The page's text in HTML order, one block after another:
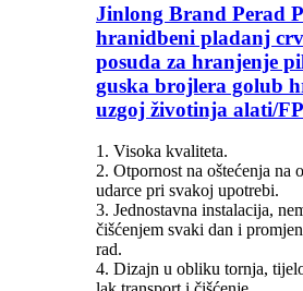
Jinlong Brand Perad
hranidbeni pladanj
posuda za hranjenje
guska brojlera golub
uzgoj životinja alati/
1. Visoka kvaliteta.
2. Otpornost na oštećenja na
udarce pri svakoj upotrebi.
3. Jednostavna instalacija,
čišćenjem svaki dan i
rad.
4. Dizajn u obliku tornja,